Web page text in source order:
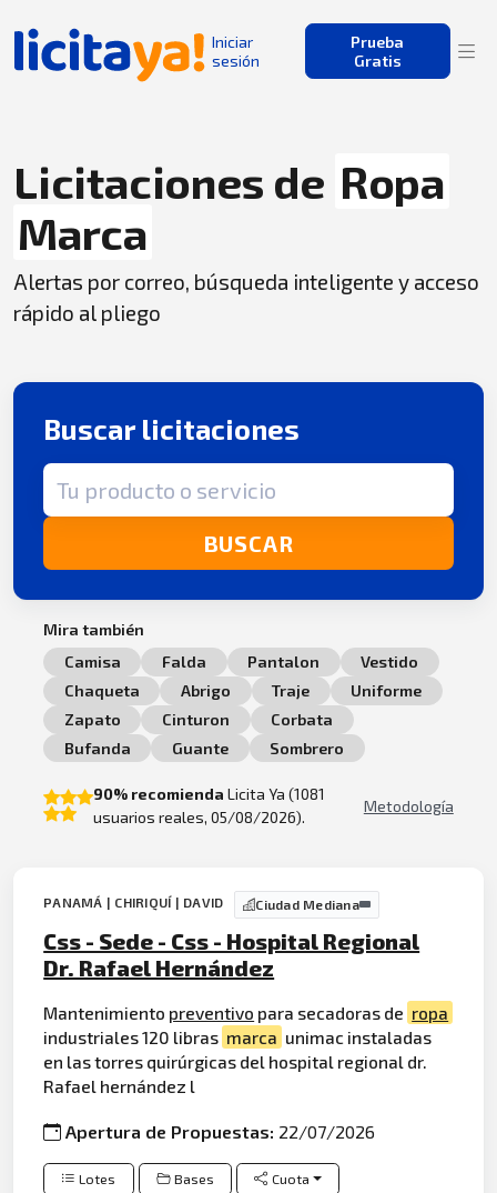
Iniciar
sesión
Prueba
Gratis
Licitaciones de Ropa
Marca
Alertas por correo, búsqueda inteligente y acceso
rápido al pliego
Buscar licitaciones
Término de búsqueda
BUSCAR
Mira también
Camisa
Falda Pantalon
Vestido
Chaqueta
Abrigo Traje
Uniforme
Zapato
Cinturon
Corbata
Bufanda
Guante Sombrero
90% recomienda Licita Ya (1081
usuarios reales, 05/08/2026).
Metodología
PANAMÁ | CHIRIQUÍ | DAVID Ciudad Mediana
Css - Sede - Css - Hospital Regional
Dr. Rafael Hernández
Mantenimiento preventivo para secadoras de ropa
industriales 120 libras marca unimac instaladas
en las torres quirúrgicas del hospital regional dr.
Rafael hernández l
Apertura de Propuestas: 22/07/2026
Lotes Bases Cuota